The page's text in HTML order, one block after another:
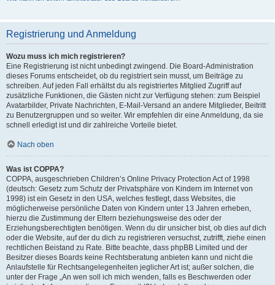
Registrierung und Anmeldung
Wozu muss ich mich registrieren?
Eine Registrierung ist nicht unbedingt zwingend. Die Board-Administration
dieses Forums entscheidet, ob du registriert sein musst, um Beiträge zu
schreiben. Auf jeden Fall erhältst du als registriertes Mitglied Zugriff auf
zusätzliche Funktionen, die Gästen nicht zur Verfügung stehen: zum Beispiel
Avatarbilder, Private Nachrichten, E-Mail-Versand an andere Mitglieder, Beitritt
zu Benutzergruppen und so weiter. Wir empfehlen dir eine Anmeldung, da sie
schnell erledigt ist und dir zahlreiche Vorteile bietet.
Nach oben
Was ist COPPA?
COPPA, ausgeschrieben Children’s Online Privacy Protection Act of 1998
(deutsch: Gesetz zum Schutz der Privatsphäre von Kindern im Internet von
1998) ist ein Gesetz in den USA, welches festlegt, dass Websites, die
möglicherweise persönliche Daten von Kindern unter 13 Jahren erheben,
hierzu die Zustimmung der Eltern beziehungsweise des oder der
Erziehungsberechtigten benötigen. Wenn du dir unsicher bist, ob dies auf dich
oder die Website, auf der du dich zu registrieren versuchst, zutrifft, ziehe einen
rechtlichen Beistand zu Rate. Bitte beachte, dass phpBB Limited und der
Besitzer dieses Boards keine Rechtsberatung anbieten kann und nicht die
Anlaufstelle für Rechtsangelegenheiten jeglicher Art ist; außer solchen, die
unter der Frage „An wen soll ich mich wenden, falls es Beschwerden oder